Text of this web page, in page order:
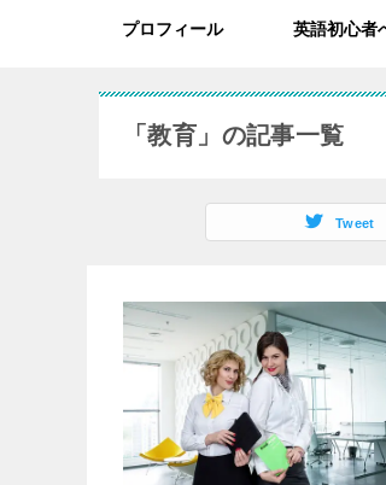
プロフィール 英語初心者
「教育」の記事一覧
Tweet